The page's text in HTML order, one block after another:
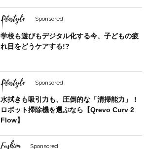
Lifestyle Sponsored
学校も遊びもデジタル化する今、子どもの疲
れ目をどうケアする!?
Lifestyle Sponsored
水拭きも吸引力も、圧倒的な「清掃能力」！
ロボット掃除機を選ぶなら【Qrevo Curv 2
Flow】
Fashion Sponsored